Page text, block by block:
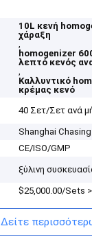
10L κενή
χάραξη
,
homogenizer
λεπτό κενός
,
Καλλυντικό
κρέμας κενό
40 Σετ/Σετ ανά
Shanghai Chasing
CE/ISO/GMP
ξύλινη
$25,000.00/Sets
Δείτε